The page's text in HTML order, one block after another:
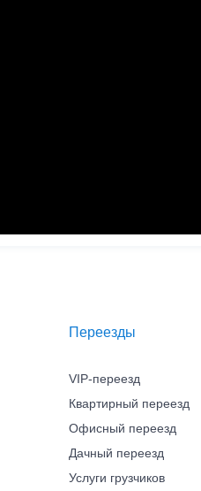
Переезды
VIP-переезд
Квартирный переезд
Офисный переезд
Дачный переезд
Услуги грузчиков